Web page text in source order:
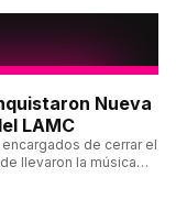
Nueva
LAMC
de cerrar el
llevaron la música